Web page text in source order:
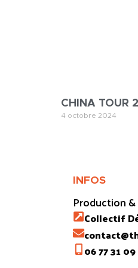
CHINA TOUR
4 octobre 2024
INFOS
Production
Collectif
06 77 31 09